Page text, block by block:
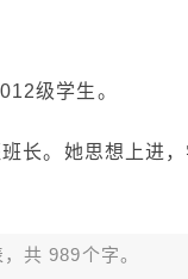
级学生。
长。她思想上进
，共 989个字。